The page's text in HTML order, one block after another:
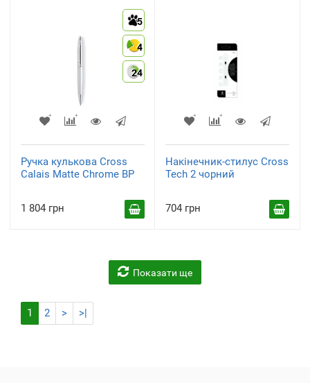
5
4
24
Ручка кулькова Cross
Calais Matte Chrome BP
1 804 грн
Накінечник-стилус Cross
Tech 2 чорний
704 грн
Показати ще
1 2 > >|